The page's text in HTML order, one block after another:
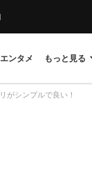
エンタメ もっと見る
がシンプルで良い！